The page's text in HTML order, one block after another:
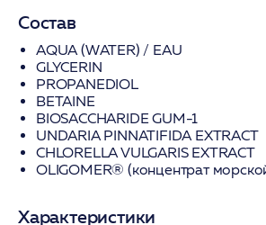
Состав
AQUA (WATER) / EAU
GLYCERIN
PROPANEDIOL
BETAINE
BIOSACCHARIDE GUM-1
UNDARIA PINNATIFIDA EXTRACT
CHLORELLA VULGARIS EXTRACT
OLIGOMER® (концентрат
Характеристики